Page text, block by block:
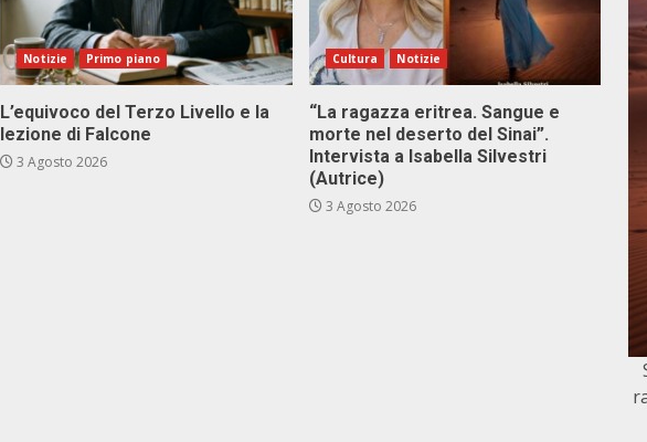
Notizie Primo piano
L’equivoco del Terzo Livello e la
lezione di Falcone
3 Agosto 2026
Cultura Notizie
“La ragazza eritrea. Sangue e
morte nel deserto del Sinai”.
Intervista a Isabella Silvestri
(Autrice)
3 Agosto 2026